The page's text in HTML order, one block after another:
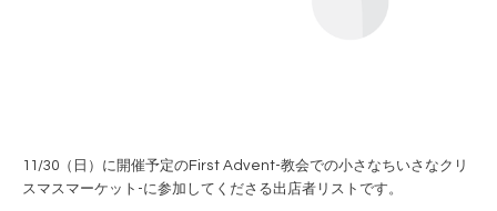
11/30（日）に開催予定のFirst Advent-教会での小さなちいさなクリ
スマスマーケット-に参加してくださる出店者リストです。